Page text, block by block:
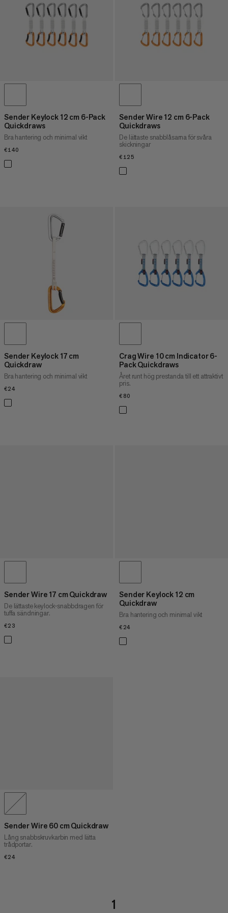
PRIS HÖG TILL LÅG
VAD ÄR NYTT
Sender Keylock 12 cm 6-Pack
Quickdraws
Bra hantering och minimal vikt
€140
Sender Wire 12 cm 6-Pack
Quickdraws
De lättaste snabblåsarna för svåra
skickningar
€125
Sender Keylock 17 cm
Quickdraw
Bra hantering och minimal vikt
€24
Crag Wire 10 cm Indicator 6-
Pack Quickdraws
Året runt hög prestanda till ett attraktivt
pris.
€80
Sender Wire 17 cm Quickdraw
De lättaste keylock-snabbdragen för
tuffa sändningar.
€23
Sender Keylock 12 cm
Quickdraw
Bra hantering och minimal vikt
€24
Sender Wire 60 cm Quickdraw
Lång snabbskruvkarbin med lätta
trådportar.
€24
1